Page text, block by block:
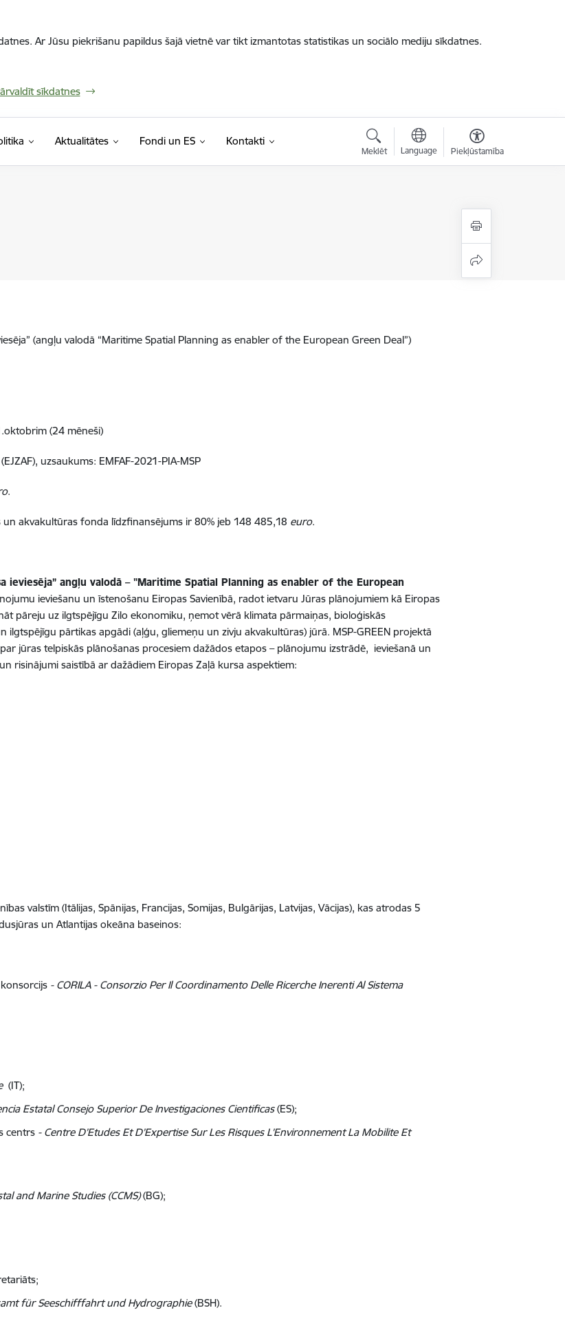
Ar Jūsu piekrišanu papildus šajā vietnē var tikt izmantotas statistikas un sociālo mediju sīkdatnes.
sīkdatnes
Aktualitātes Fondi un ES Kontakti
Meklēt Language Piekļūstamība
(angļu valodā “Maritime Spatial Planning as enabler of the European Green Deal”)
(24 mēneši)
uzsaukums: EMFAF-2021-PIA-MSP
.
akvakultūras fonda līdzfinansējums ir 80% jeb 148 485,18 euro.
ieviesēja” angļu valodā – "Maritime Spatial Planning as enabler of the European
ieviešanu un īstenošanu Eiropas Savienībā, radot ietvaru Jūras plānojumiem kā Eiropas
pāreju uz ilgtspējīgu Zilo ekonomiku, ņemot vērā klimata pārmaiņas, bioloģiskās
pārtikas apgādi (aļģu, gliemeņu un zivju akvakultūras) jūrā. MSP-GREEN projektā
jūras telpiskās plānošanas procesiem dažādos etapos – plānojumu izstrādē, ieviešanā un
risinājumi saistībā ar dažādiem Eiropas Zaļā kursa aspektiem:
valstīm (Itālijas, Spānijas, Francijas, Somijas, Bulgārijas, Latvijas, Vācijas), kas atrodas 5
un Atlantijas okeāna baseinos:
- CORILA - Consorzio Per Il Coordinamento Delle Ricerche Inerenti Al Sistema
(IT);
Estatal Consejo Superior De Investigaciones Cientificas(ES);
centrs - Centre D’Etudes Et D’Expertise Sur Les Risques L’Environnement La Mobilite Et
and Marine Studies (CCMS)(BG);
für Seeschifffahrt und Hydrographie(BSH).